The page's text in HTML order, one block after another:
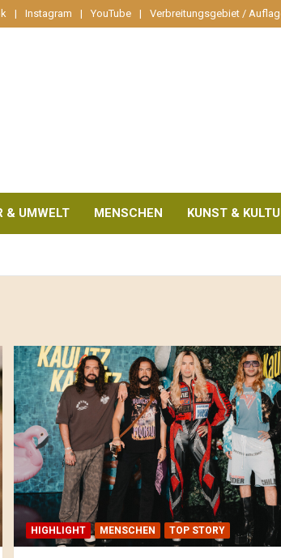
Instagram YouTube Verbreitungsgebiet /
& UMWELT MENSCHEN KUNST &
HIGHLIGHT MENSCHEN TOP STORY